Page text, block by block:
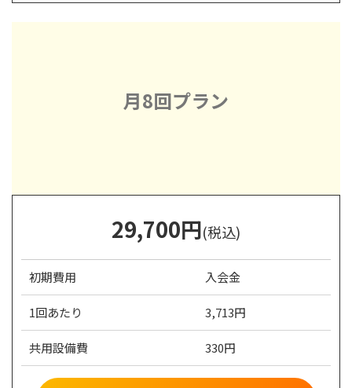
月8回プラン
29,700円(税込)
初期費用 入会金
1回あたり 3,713円
共用設備費 330円